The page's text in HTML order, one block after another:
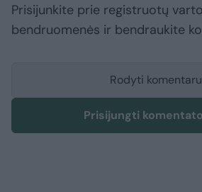
Prisijunkite prie registruotų
bendruomenės ir bendraukite
Rodyti
Prisijungti